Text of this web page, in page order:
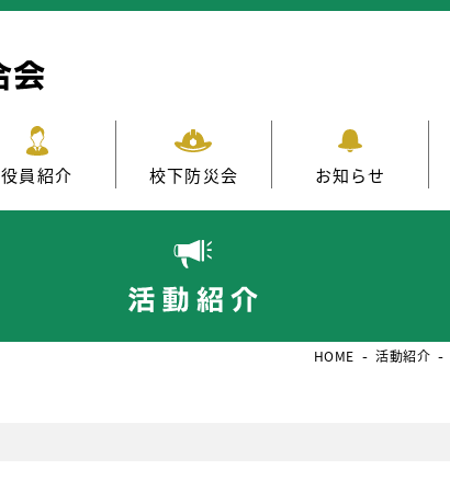
役員紹介 校下防災会 お知らせ
HOME 活動紹介